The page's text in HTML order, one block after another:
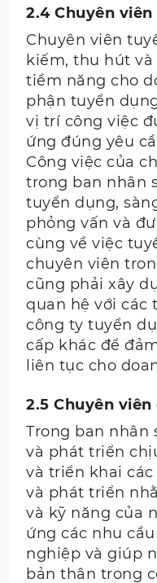
2.4 Chuyên
Chuyên viên
kiếm, thu hút
tiềm năng cho
phận tuyển
vị trí công việc
ứng đúng yêu
Công việc của
trong ban nhân
tuyển dụng,
phỏng vấn và
cùng về việc
chuyên viên
cũng phải xây
quan hệ với các
công ty tuyển
cấp khác để
liên tục cho
2.5 Chuyên
Trong ban nhân
và phát triển
và triển khai
và phát triển
và kỹ năng của
ứng các nhu
nghiệp và giúp
bản thân trong